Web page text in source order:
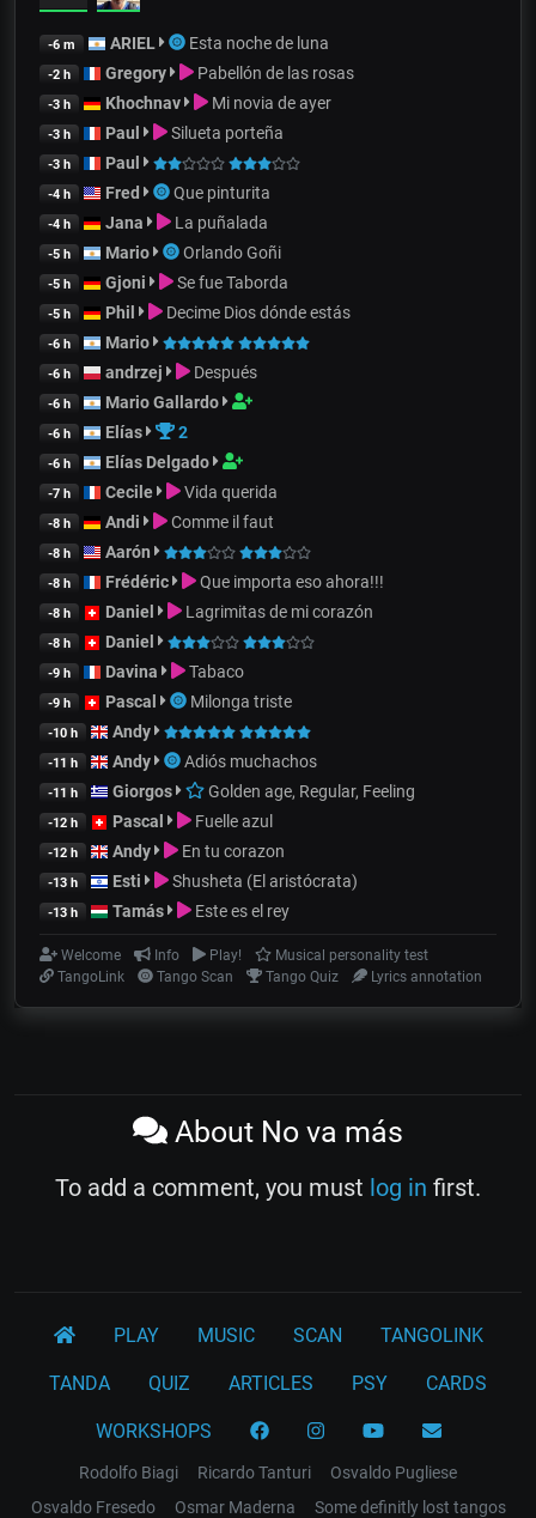
-6 m ARIEL Esta noche de luna
-2 h Gregory Pabellón de las rosas
-3 h Khochnav Mi novia de ayer
-3 h Paul Silueta porteña
-3 h Paul
-4 h Fred Que pinturita
-4 h Jana La puñalada
-5 h Mario Orlando Goñi
-5 h Gjoni Se fue Taborda
-5 h Phil Decime Dios dónde estás
-6 h Mario
-6 h andrzej Después
-6 h Mario Gallardo
-6 h Elías 2
-6 h Elías Delgado
-7 h Cecile Vida querida
-8 h Andi Comme il faut
-8 h Aarón
-8 h Frédéric Que importa eso ahora!!!
-8 h Daniel Lagrimitas de mi corazón
-8 h Daniel
-9 h Davina Tabaco
-9 h Pascal Milonga triste
-10 h Andy
-11 h Andy Adiós muchachos
-11 h Giorgos Golden age, Regular, Feeling
-12 h Pascal Fuelle azul
-12 h Andy En tu corazon
-13 h Esti Shusheta (El aristócrata)
-13 h Tamás Este es el rey
Welcome Info Play!
Musical personality test
TangoLink
Tango Scan Tango Quiz Lyrics annotation
About No va más
To add a comment, you must log in first.
PLAY MUSIC SCAN TANGOLINK
TANDA QUIZ ARTICLES PSY CARDS
WORKSHOPS
Rodolfo Biagi Ricardo Tanturi
Osvaldo Pugliese
Osvaldo Fresedo
Osmar Maderna Some definitly lost tangos